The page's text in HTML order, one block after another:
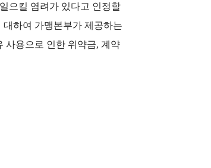
으킬 염려가 있다고 인정할
하여 가맹본부가 제공하는
사용으로 인한 위약금, 계약